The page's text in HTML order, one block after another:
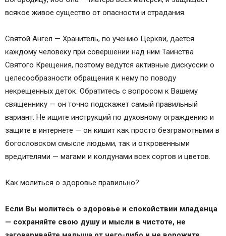
всякое живое существо от опасности и страдания.
Святой Ангел — Хранитель, по учению Церкви, дается
каждому человеку при совершении над ним Таинства
Святого Крещения, поэтому ведутся активные дискуссии о
целесообразности обращения к нему по поводу
некрещенных деток. Обратитесь с вопросом к Вашему
священнику — он точно подскажет самый правильный
вариант. Не ищите инструкций по духовному ограждению и
защите в интернете — он кишит как просто безграмотными в
богословском смысле людьми, так и откровенными
вредителями — магами и колдунами всех сортов и цветов.
Как молиться о здоровье правильно?
Если Вы молитесь о здоровье и спокойствии младенца
— сохраняйте свою душу и мысли в чистоте, не